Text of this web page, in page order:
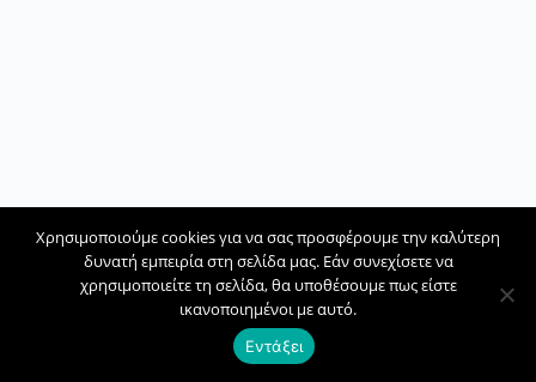
Χρησιμοποιούμε cookies για να σας προσφέρουμε την καλύτερη
δυνατή εμπειρία στη σελίδα μας. Εάν συνεχίσετε να
χρησιμοποιείτε τη σελίδα, θα υποθέσουμε πως είστε
ικανοποιημένοι με αυτό.
Εντάξει